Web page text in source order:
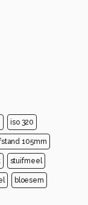
iso 320
105mm
stuifmeel
bloesem